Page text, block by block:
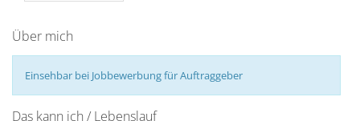
Über mich
Einsehbar bei Jobbewerbung für Auftraggeber
Das kann ich / Lebenslauf